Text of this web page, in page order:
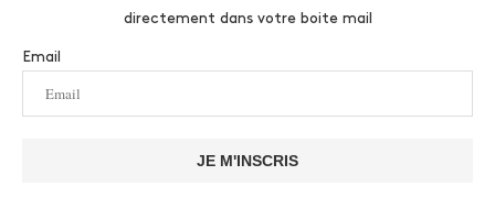
directement dans votre boite mail
Email
JE M'INSCRIS